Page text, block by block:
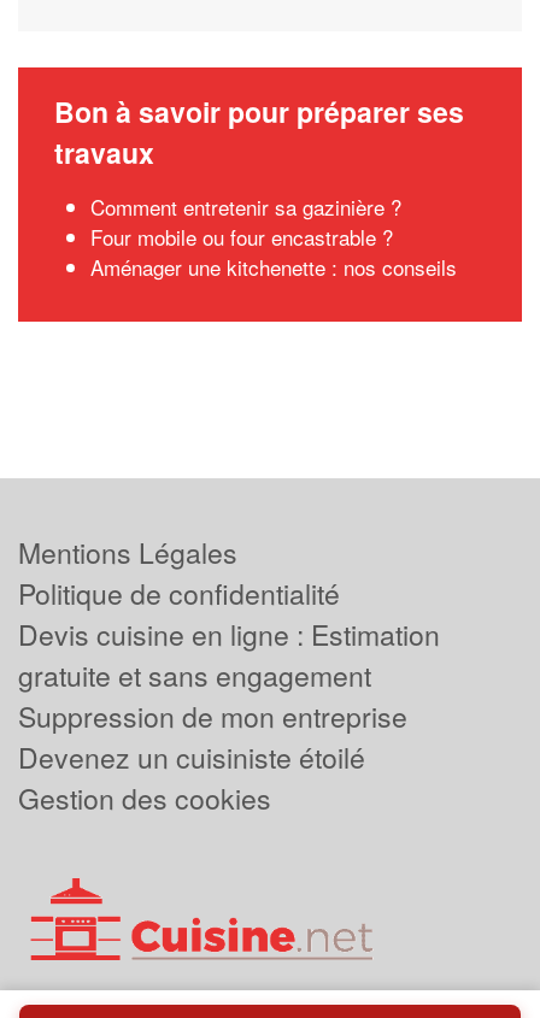
Bon à savoir pour préparer ses
travaux
Comment entretenir sa gazinière ?
Four mobile ou four encastrable ?
Aménager une kitchenette : nos conseils
Mentions Légales
Politique de confidentialité
Devis cuisine en ligne : Estimation
gratuite et sans engagement
Suppression de mon entreprise
Devenez un cuisiniste étoilé
Gestion des cookies